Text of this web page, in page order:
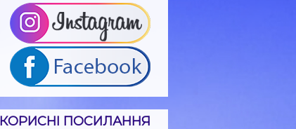
КОРИСНІ ПОСИЛАННЯ